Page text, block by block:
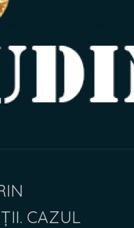
CAZUL